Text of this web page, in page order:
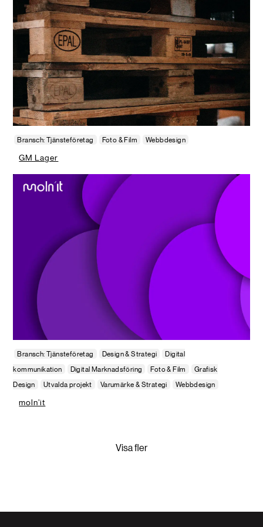
Bransch: Tjänsteföretag Foto & Film Webbdesign
GM Lager
Bransch: Tjänsteföretag Design & Strategi
Digital
kommunikation
Digital Marknadsföring Foto & Film
Grafisk
Design
Utvalda projekt Varumärke & Strategi Webbdesign
moln’it
Visa fler